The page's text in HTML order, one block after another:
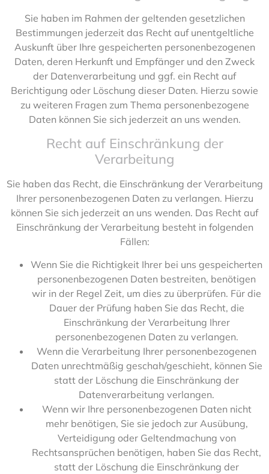
Sie haben im Rahmen der geltenden gesetzlichen
Bestimmungen jederzeit das Recht auf unentgeltliche
Auskunft über Ihre gespeicherten personenbezogenen
Daten, deren Herkunft und Empfänger und den Zweck
der Datenverarbeitung und ggf. ein Recht auf
Berichtigung oder Löschung dieser Daten. Hierzu sowie
zu weiteren Fragen zum Thema personenbezogene
Daten können Sie sich jederzeit an uns wenden.
Recht auf Einschränkung der
Verarbeitung
Sie haben das Recht, die Einschränkung der Verarbeitung
Ihrer personenbezogenen Daten zu verlangen. Hierzu
können Sie sich jederzeit an uns wenden. Das Recht auf
Einschränkung der Verarbeitung besteht in folgenden
Fällen:
Wenn Sie die Richtigkeit Ihrer bei uns gespeicherten
personenbezogenen Daten bestreiten, benötigen
wir in der Regel Zeit, um dies zu überprüfen. Für die
Dauer der Prüfung haben Sie das Recht, die
Einschränkung der Verarbeitung Ihrer
personenbezogenen Daten zu verlangen.
Wenn die Verarbeitung Ihrer personenbezogenen
Daten unrechtmäßig geschah/geschieht, können Sie
statt der Löschung die Einschränkung der
Datenverarbeitung verlangen.
Wenn wir Ihre personenbezogenen Daten nicht
mehr benötigen, Sie sie jedoch zur Ausübung,
Verteidigung oder Geltendmachung von
Rechtsansprüchen benötigen, haben Sie das Recht,
statt der Löschung die Einschränkung der